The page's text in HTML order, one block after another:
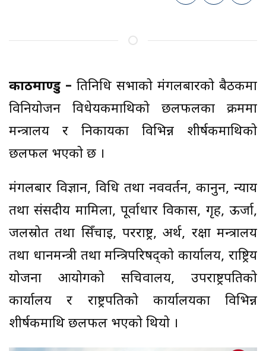
काठमाण्डु – प्रतिनिधि सभाको मंगलबारको बैठकमा
विनियोजन विधेयकमाथिको छलफलका क्रममा
मन्त्रालय र निकायका विभिन्न शीर्षकमाथिको
छलफल भएको छ ।
मंगलबार विज्ञान, प्रविधि तथा नवप्रवर्तन, कानुन, न्याय
तथा संसदीय मामिला, पूर्वाधार विकास, गृह, ऊर्जा,
जलस्रोत तथा सिँचाइ, परराष्ट्र, अर्थ, रक्षा मन्त्रालय
तथा प्रधानमन्त्री तथा मन्त्रिपरिषद्को कार्यालय, राष्ट्रिय
योजना आयोगको सचिवालय, उपराष्ट्रपतिको
कार्यालय र राष्ट्रपतिको कार्यालयका विभिन्न
शीर्षकमाथि छलफल भएको थियो ।